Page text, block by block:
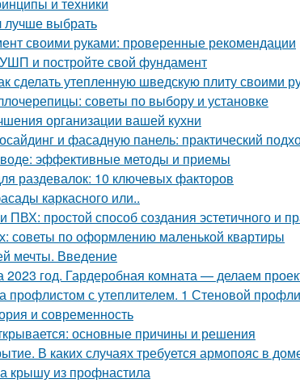
лучше выбрать
своими руками: проверенные рекомендации
УШП и постройте свой фундамент
сделать утепленную шведскую плиту своими
советы по выбору и установке
организации вашей кухни
и фасадную панель: практический
эффективные методы и приемы
раздевалок: 10 ключевых факторов
каркасного или..
простой способ создания эстетичного и
советы по оформлению маленькой квартиры
мечты. Введение
год. Гардеробная комната — делаем
с утеплителем. 1 Стеновой
и современность
основные причины и решения
В каких случаях требуется армопояс в
крышу из профнастила